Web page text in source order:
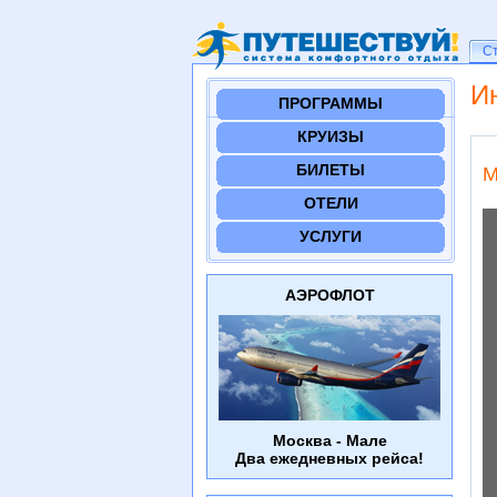
ПРОГРАММЫ
КРУИЗЫ
БИЛЕТЫ
ОТЕЛИ
УСЛУГИ
АЭРОФЛОТ
Москва - Мале
Два ежедневных рейса!